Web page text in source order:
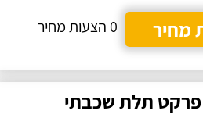
מחיר
0 הצעות מחיר
תלת שכבתי